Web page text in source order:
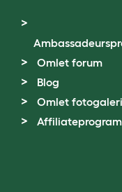
Omlet forum
Blog
Omlet